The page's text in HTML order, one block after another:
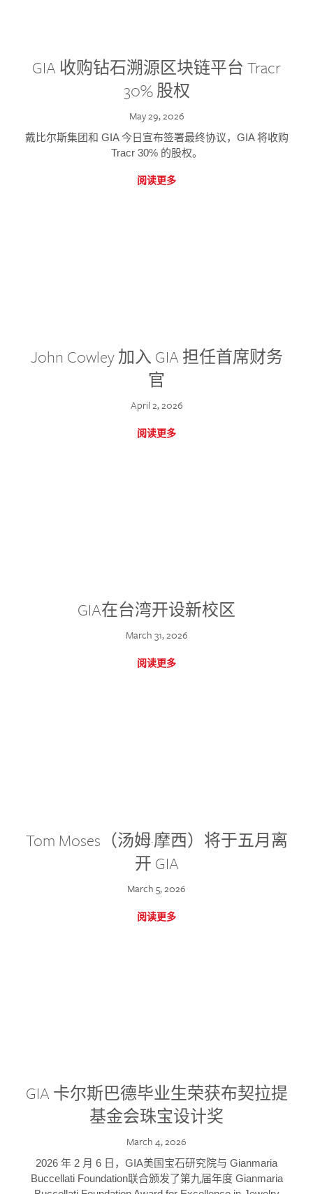
GIA 收购钻石溯源区块链平台 Tracr
30% 股权
May 29, 2026
戴比尔斯集团和 GIA 今日宣布签署最终协议，GIA 将收购
Tracr 30% 的股权。
阅读更多
John Cowley 加入 GIA 担任首席财务
官
April 2, 2026
阅读更多
GIA在台湾开设新校区
March 31, 2026
阅读更多
Tom Moses（汤姆·摩西）将于五月离
开 GIA
March 5, 2026
阅读更多
GIA 卡尔斯巴德毕业生荣获布契拉提
基金会珠宝设计奖
March 4, 2026
2026 年 2 月 6 日，GIA美国宝石研究院与 Gianmaria
Buccellati Foundation联合颁发了第九届年度 Gianmaria